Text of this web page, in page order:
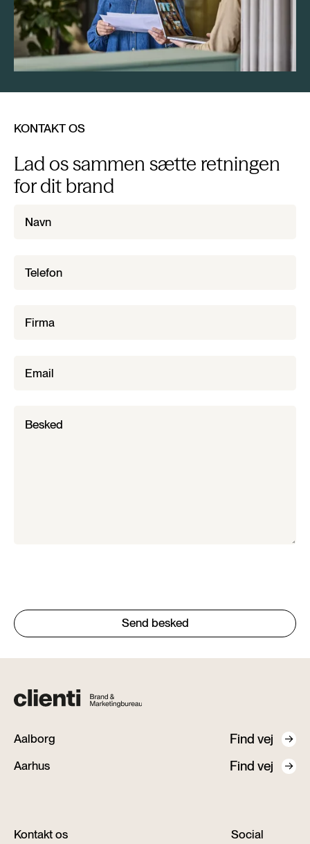
KONTAKT OS
Lad os sammen sætte retningen
for dit brand
Aalborg Find vej
Aarhus Find vej
Social
Kontakt os